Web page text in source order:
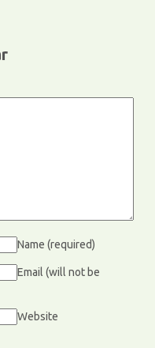
Name (required)
Email (will not be
Website